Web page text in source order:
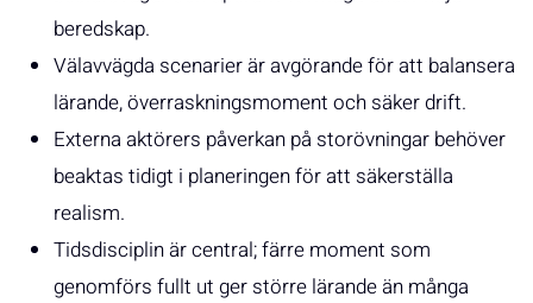
beredskap.
Välavvägda scenarier är avgörande för att balansera
lärande, överraskningsmoment och säker drift.
Externa aktörers påverkan på storövningar behöver
beaktas tidigt i planeringen för att säkerställa
realism.
Tidsdisciplin är central; färre moment som
genomförs fullt ut ger större lärande än många